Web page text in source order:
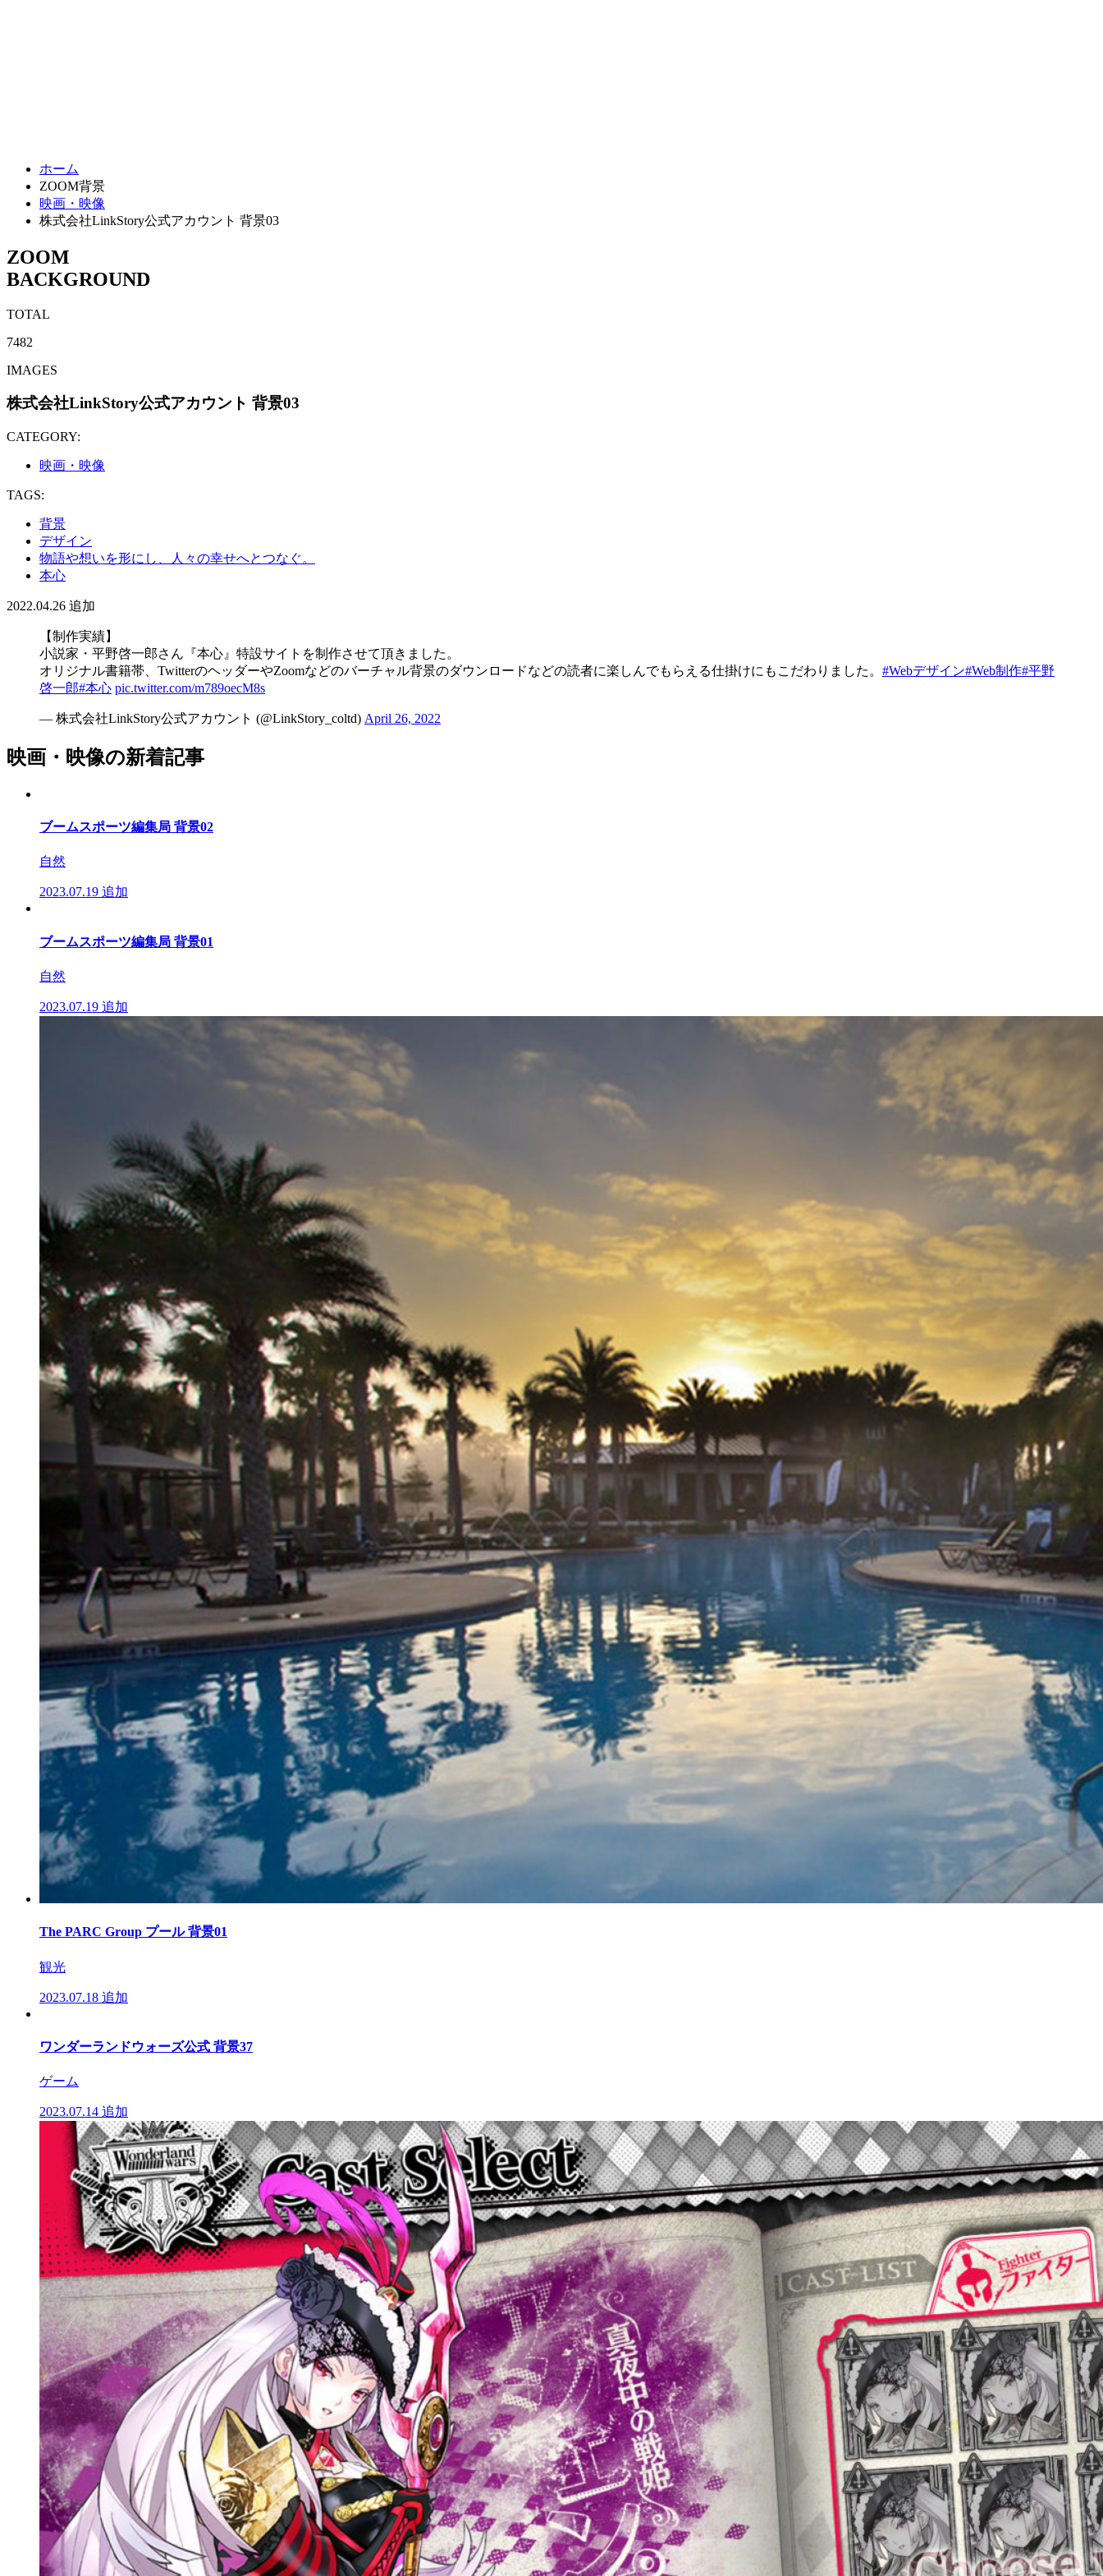
ホーム
ZOOM背景
映画・映像
株式会社LinkStory公式アカウント 背景03
ZOOM
BACKGROUND
TOTAL
7482
IMAGES
株式会社LinkStory公式アカウント 背景03
CATEGORY:
映画・映像
TAGS:
背景
デザイン
物語や想いを形にし、人々の幸せへとつなぐ。
本心
2022.04.26 追加
【制作実績】
小説家・平野啓一郎さん『本心』特設サイトを制作させて頂きました。
オリジナル書籍帯、TwitterのヘッダーやZoomなどのバーチャル背景のダウンロードなどの読者に楽しんでもらえる仕掛けにもこだわりました。 #Webデザイン#Web制作#平野
啓一郎#本心 pic.twitter.com/m789oecM8s
— 株式会社LinkStory公式アカウント (@LinkStory_coltd) April 26, 2022
映画・映像の新着記事
ブームスポーツ編集局 背景02
自然
2023.07.19 追加
ブームスポーツ編集局 背景01
自然
2023.07.19 追加
The PARC Group プール 背景01
観光
2023.07.18 追加
ワンダーランドウォーズ公式 背景37
ゲーム
2023.07.14 追加